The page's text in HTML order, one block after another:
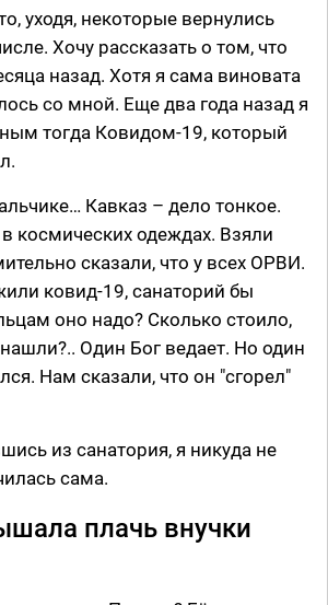
уходя, некоторые вернулись
Хочу рассказать о том, что
назад. Хотя я сама виновата
со мной. Еще два года назад я
тогда Ковидом-19, который
Кавказ – дело тонкое.
космических одеждах. Взяли
сказали, что у всех ОРВИ.
ковид-19, санаторий бы
оно надо? Сколько стоило,
Один Бог ведает. Но один
Нам сказали, что он "сгорел"
из санатория, я никуда не
сама.
плачь внучки